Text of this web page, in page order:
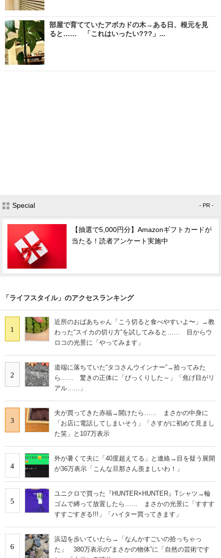
部屋で育てていたアボカドの木→ある日、根元を見
ると…… 「これはいったい???」...
Special - PR -
【抽選で5,000円分】Amazonギフトカードが
当たる！読者アンケート実施中
「ライフスタイル」のアクセスランキング
1
近所のおばあちゃん「こう切ると食べやすいよ〜」→教
わった“スイカの切り方”を試してみると…… 目からウ
ロコの光景に「やってみます」
2
道端に落ちていた“タコさんウインナー”→拾ってみた
ら…… 驚きの正体に「びっくりした～」「焦げ目がリ
アル……」
3
夫が買ってきた赤福→開けたら…… まさかの中身に
「お店に電話してしまいそう」「さすがに初めて見まし
た笑」と107万表示
4
外が暑くて夫に「40度超えてる」と連絡→目を疑う展開
が36万表示「こんな旦那さん羨ましいわ！」
5
ユニクロで買った『HUNTER×HUNTER』Tシャツ→輪
ゴムで縛って放置したら…… まさかの光景に「すすす
すすごすぎる!!!」「ハイター買ってきます」
6
浜辺を歩いていたら→「なんかすごいの拾っちゃっ
た」 380万表示の“まさかの物体”に「自然の芸術です